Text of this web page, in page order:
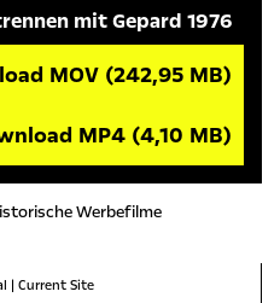
mit Gepard 1976
MOV (242,95 MB)
MP4 (4,10 MB)
Werbefilme
| Current Site